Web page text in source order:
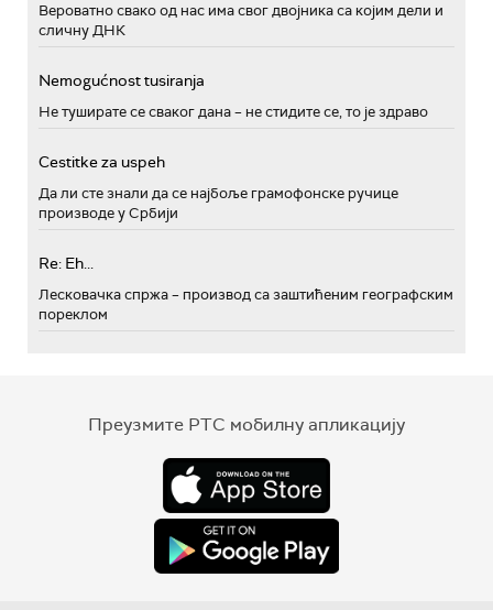
Вероватно свако од нас има свог двојника са којим дели и
сличну ДНК
Nemogućnost tusiranja
Не туширате се сваког дана – не стидите се, то је здраво
Cestitke za uspeh
Да ли сте знали да се најбоље грамофонске ручице
производе у Србији
Re: Eh...
Лесковачка спржа – производ са заштићеним географским
пореклом
Преузмите РТС мобилну апликацију